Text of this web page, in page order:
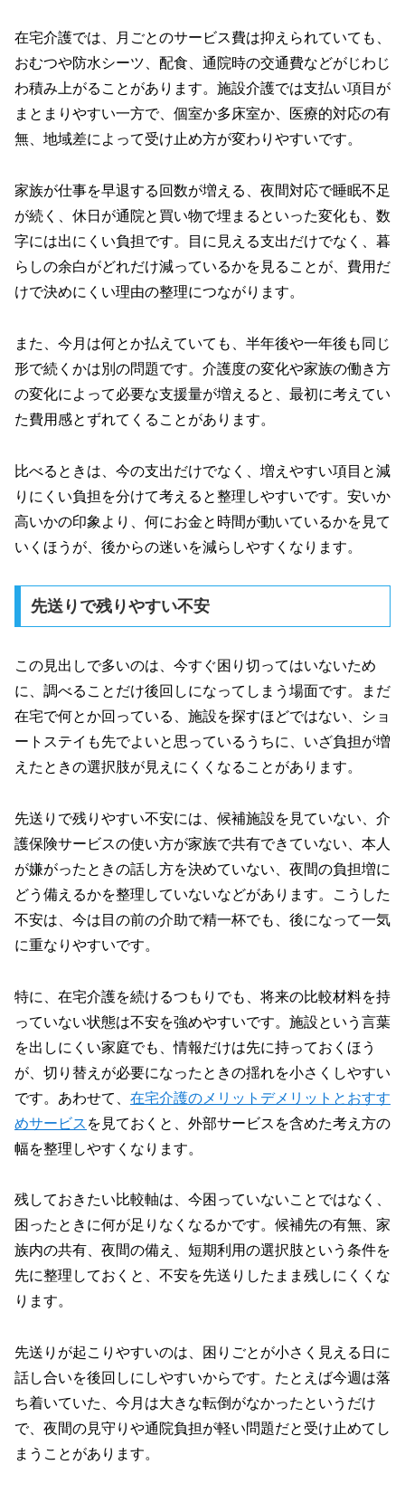
在宅介護では、月ごとのサービス費は抑えられていても、
おむつや防水シーツ、配食、通院時の交通費などがじわじ
わ積み上がることがあります。施設介護では支払い項目が
まとまりやすい一方で、個室か多床室か、医療的対応の有
無、地域差によって受け止め方が変わりやすいです。
家族が仕事を早退する回数が増える、夜間対応で睡眠不足
が続く、休日が通院と買い物で埋まるといった変化も、数
字には出にくい負担です。目に見える支出だけでなく、暮
らしの余白がどれだけ減っているかを見ることが、費用だ
けで決めにくい理由の整理につながります。
また、今月は何とか払えていても、半年後や一年後も同じ
形で続くかは別の問題です。介護度の変化や家族の働き方
の変化によって必要な支援量が増えると、最初に考えてい
た費用感とずれてくることがあります。
比べるときは、今の支出だけでなく、増えやすい項目と減
りにくい負担を分けて考えると整理しやすいです。安いか
高いかの印象より、何にお金と時間が動いているかを見て
いくほうが、後からの迷いを減らしやすくなります。
先送りで残りやすい不安
この見出しで多いのは、今すぐ困り切ってはいないため
に、調べることだけ後回しになってしまう場面です。まだ
在宅で何とか回っている、施設を探すほどではない、ショ
ートステイも先でよいと思っているうちに、いざ負担が増
えたときの選択肢が見えにくくなることがあります。
先送りで残りやすい不安には、候補施設を見ていない、介
護保険サービスの使い方が家族で共有できていない、本人
が嫌がったときの話し方を決めていない、夜間の負担増に
どう備えるかを整理していないなどがあります。こうした
不安は、今は目の前の介助で精一杯でも、後になって一気
に重なりやすいです。
特に、在宅介護を続けるつもりでも、将来の比較材料を持
っていない状態は不安を強めやすいです。施設という言葉
を出しにくい家庭でも、情報だけは先に持っておくほう
が、切り替えが必要になったときの揺れを小さくしやすい
です。あわせて、 在宅介護のメリットデメリットとおすす
めサービス を見ておくと、外部サービスを含めた考え方の
幅を整理しやすくなります。
残しておきたい比較軸は、今困っていないことではなく、
困ったときに何が足りなくなるかです。候補先の有無、家
族内の共有、夜間の備え、短期利用の選択肢という条件を
先に整理しておくと、不安を先送りしたまま残しにくくな
ります。
先送りが起こりやすいのは、困りごとが小さく見える日に
話し合いを後回しにしやすいからです。たとえば今週は落
ち着いていた、今月は大きな転倒がなかったというだけ
で、夜間の見守りや通院負担が軽い問題だと受け止めてし
まうことがあります。